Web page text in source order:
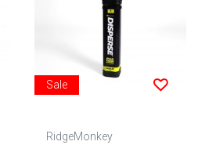
Sale
RidgeMonkey